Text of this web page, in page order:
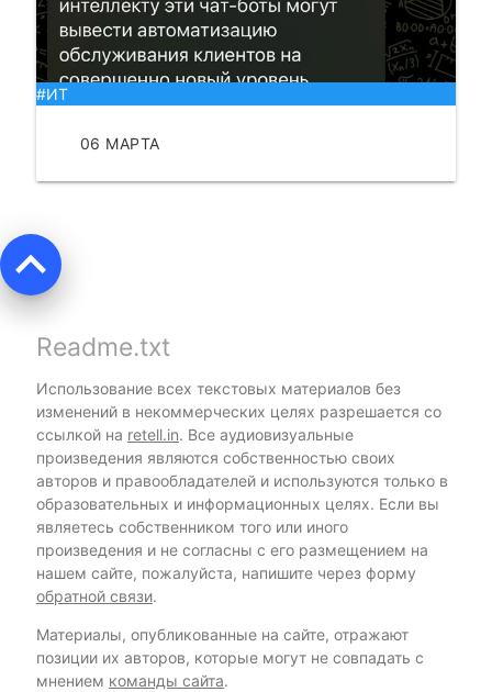
#ИТ
06 МАРТА
keyboard_arrow_up
Readme.txt
Использование всех текстовых материалов без
изменений в некоммерческих целях разрешается со
ссылкой на retell.in. Все аудиовизуальные
произведения являются собственностью своих
авторов и правообладателей и используются только в
образовательных и информационных целях. Если вы
являетесь собственником того или иного
произведения и не согласны с его размещением на
нашем сайте, пожалуйста, напишите через форму
обратной связи.
Материалы, опубликованные на сайте, отражают
позиции их авторов, которые могут не совпадать с
мнением команды сайта.